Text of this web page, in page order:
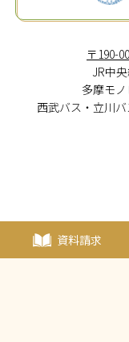
〒190-
JR中
多摩モ
西武バス・立川
資料請求